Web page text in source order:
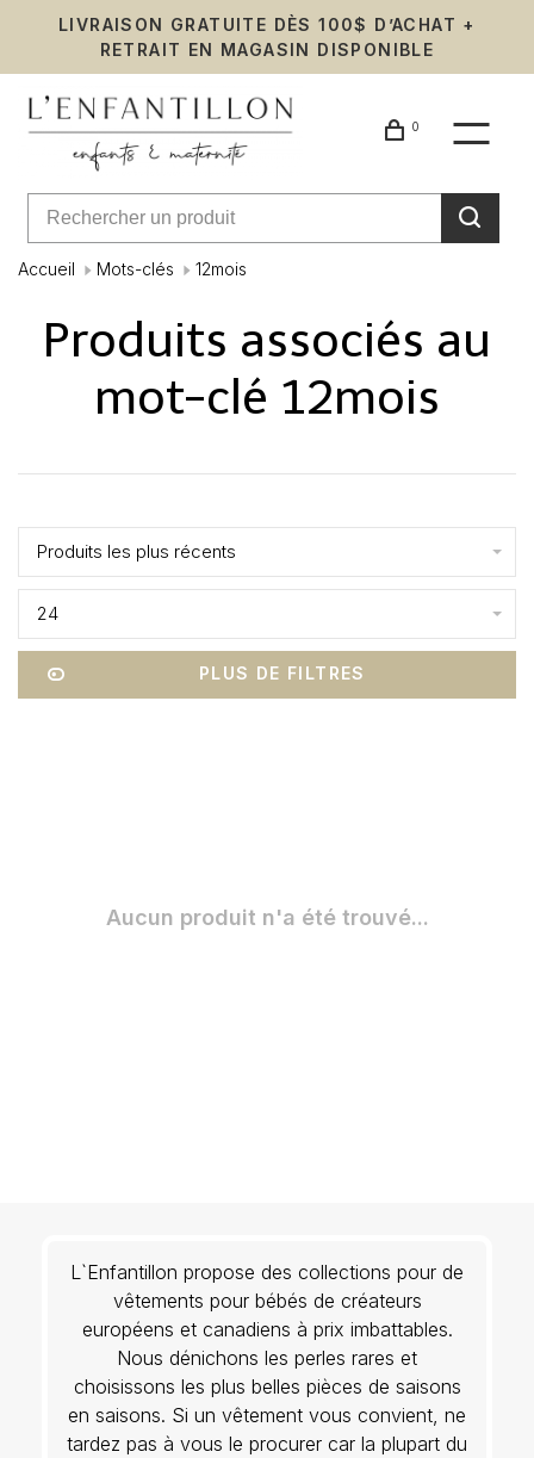
LIVRAISON GRATUITE DÈS 100$ D’ACHAT +
RETRAIT EN MAGASIN DISPONIBLE
0
Accueil Mots-clés 12mois
Produits associés au
mot-clé 12mois
Produits les plus récents
24
PLUS DE FILTRES
Aucun produit n'a été trouvé...
L`Enfantillon propose des collections pour de
vêtements pour bébés de créateurs
européens et canadiens à prix imbattables.
Nous dénichons les perles rares et
choisissons les plus belles pièces de saisons
en saisons. Si un vêtement vous convient, ne
tardez pas à vous le procurer car la plupart du